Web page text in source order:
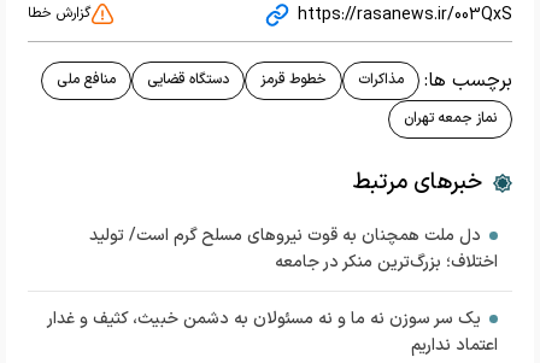
https://rasanews.ir/003QxS گزارش خطا
برچسب ها: مذاکرات خطوط قرمز دستگاه قضایی
منافع ملی
نماز جمعه تهران
خبرهای مرتبط
دل ملت همچنان به قوت نیروهای مسلح گرم است/ تولید
اختلاف؛ بزرگ‌ترین منکر در جامعه
یک سر سوزن نه ما و نه مسئولان به دشمن خبیث، کثیف و غدار
اعتماد نداریم